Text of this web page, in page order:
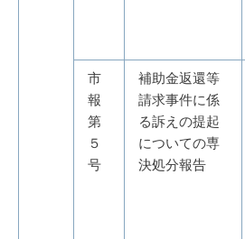
市
報
第
５
号
補助金返還等
請求事件に係
る訴えの提起
についての専
決処分報告